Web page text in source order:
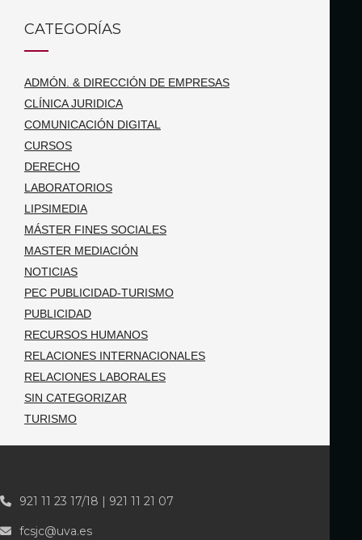
CATEGORÍAS
ADMÓN. & DIRECCIÓN DE EMPRESAS
CLÍNICA JURIDICA
COMUNICACIÓN DIGITAL
CURSOS
DERECHO
LABORATORIOS
LIPSIMEDIA
MÁSTER FINES SOCIALES
MASTER MEDIACIÓN
NOTICIAS
PEC PUBLICIDAD-TURISMO
PUBLICIDAD
RECURSOS HUMANOS
RELACIONES INTERNACIONALES
RELACIONES LABORALES
SIN CATEGORIZAR
TURISMO
921 11 23 17/18 | 921 11 21 07
fcsjc@uva.es